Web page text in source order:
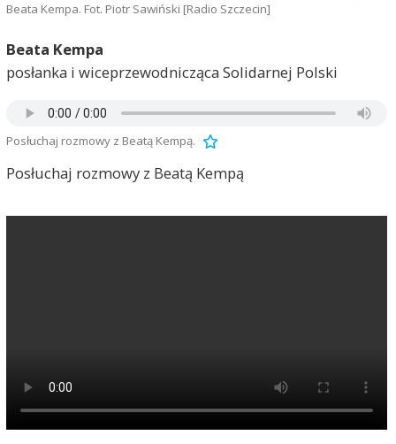
Beata Kempa. Fot. Piotr Sawiński [Radio Szczecin]
Beata Kempa
posłanka i wiceprzewodnicząca Solidarnej Polski
Posłuchaj rozmowy z Beatą Kempą.
Posłuchaj rozmowy z Beatą Kempą